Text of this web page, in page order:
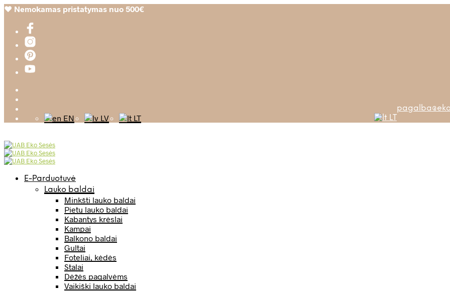
❤️ Nemokamas pristatymas nuo 500€
LT
EN LV LT
E-Parduotuvė
Lauko baldai
Minkšti lauko baldai
Pietų lauko baldai
Kabantys krėslai
Kampai
Balkono baldai
Gultai
Foteliai, kėdės
Stalai
Dėžės pagalvėms
Vaikiški lauko baldai